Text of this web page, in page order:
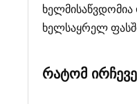
ხელმისაწვდომია
ხელსაყრელ
რატომ